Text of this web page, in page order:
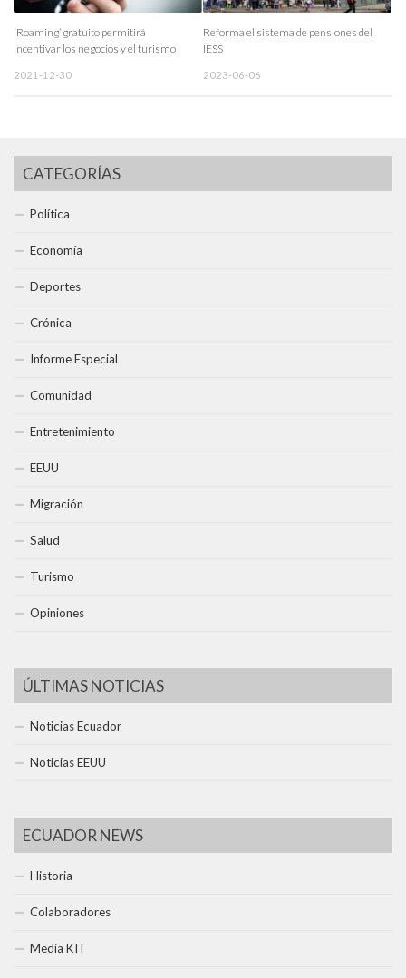
‘Roaming’ gratuito permitirá
incentivar los negocios y el turismo
2021-12-30
Reforma el sistema de pensiones del
IESS
2023-06-06
CATEGORÍAS
Política
Economía
Deportes
Crónica
Informe Especial
Comunidad
Entretenimiento
EEUU
Migración
Salud
Turismo
Opiniones
ÚLTIMAS NOTICIAS
Noticias Ecuador
Noticias EEUU
ECUADOR NEWS
Historia
Colaboradores
Media KIT